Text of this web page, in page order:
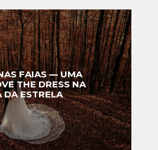
FAIAS — UMA
THE DRESS NA
DA ESTRELA